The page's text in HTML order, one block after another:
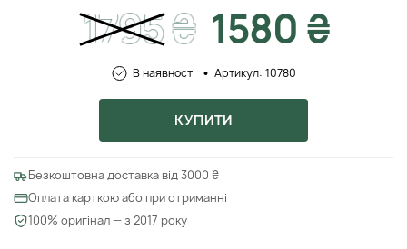
1795₴ 1580 ₴
В наявності Артикул: 10780
КУПИТИ
Безкоштовна доставка від 3000 ₴
Оплата карткою або при отриманні
100% оригінал — з 2017 року